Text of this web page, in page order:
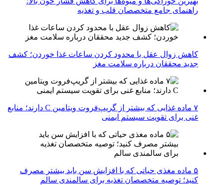
راهنمای جامع متخصصان قلب و تغذیه
کاهش زوال عقل با محدود کردن ساعات غذا خوردن؛ کشف
جدید محققان درباره سلامت مغز
۷ ماده غذایی که بیشتر از گریپ‌فروت ویتامین C دارند؛ منابع
غنی برای تقویت سیستم ایمنی
۵ ماده مغذی حیاتی که با افزایش سن باید بیشتر مصرف
کنید؛ توصیه متخصصان تغذیه برای سالمندی سالم